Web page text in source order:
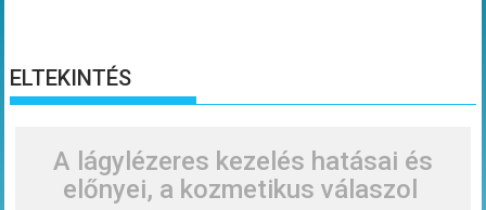
ELTEKINTÉS
A lágylézeres kezelés hatásai és
előnyei, a kozmetikus válaszol